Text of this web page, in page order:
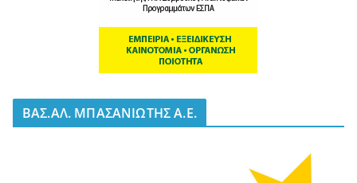
BΑΣ.ΑΛ. ΜΠΑΣΑΝΙΩΤΗΣ Α.Ε.